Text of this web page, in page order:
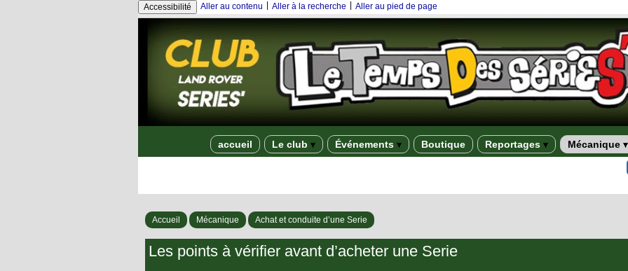
Accessibilité Aller au contenu Aller à la recherche Aller au pied de page
accueil Le club Événements Boutique Reportages Mécanique
Accueil Mécanique Achat et conduite d’une Serie
Les points à vérifier avant d’acheter une Serie